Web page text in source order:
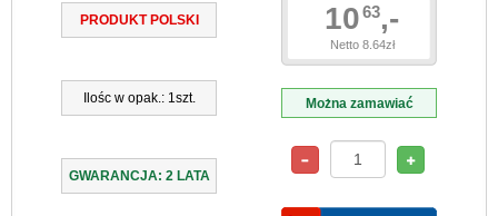
PRODUKT POLSKI
Ilośc w opak.: 1szt.
GWARANCJA: 2 LATA
1063,-
Netto 8.64zł
Można zamawiać